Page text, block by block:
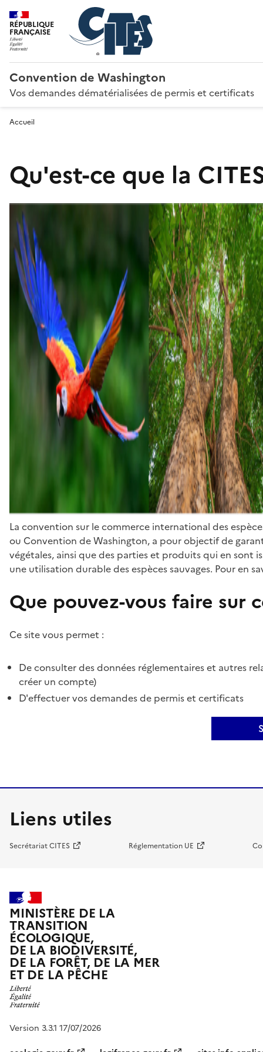
RÉPUBLIQUE
FRANÇAISE
Convention de Washington
Vos demandes dématérialisées de permis et certificats
Accueil
Qu'est-ce que la
La convention sur le commerce international des
ou Convention de Washington, a pour objectif de
végétales, ainsi que des parties et produits qui en sont
une utilisation durable des espèces sauvages. Pour en
Que pouvez-vous faire sur
Ce site vous permet :
De consulter des données réglementaires et autres
créer un compte)
D'effectuer vos demandes de permis et certificats
Liens utiles
Secrétariat CITES Réglementation UE
MINISTÈRE DE LA
TRANSITION
ÉCOLOGIQUE,
DE LA BIODIVERSITÉ,
DE LA FORÊT, DE LA MER
ET DE LA PÊCHE
Version 3.3.1 17/07/2026